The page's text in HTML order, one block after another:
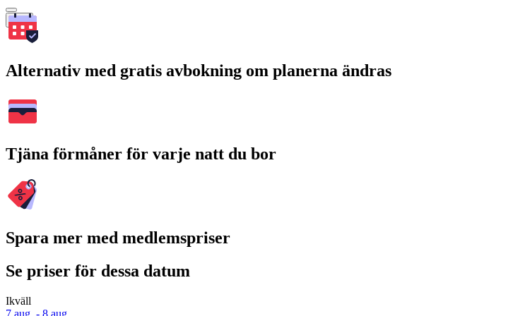
Sök
Alternativ med gratis avbokning om planerna ändras
Tjäna förmåner för varje natt du bor
Spara mer med medlemspriser
Se priser för dessa datum
Ikväll